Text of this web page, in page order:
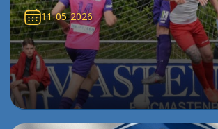
11-05-2026